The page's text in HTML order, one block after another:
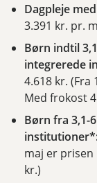
Dagpleje
3.391 kr. pr.
Børn indtil
integrerede
4.618 kr. (Fra
Med frokost
Børn fra 3,1-
maj er prisen
kr.)